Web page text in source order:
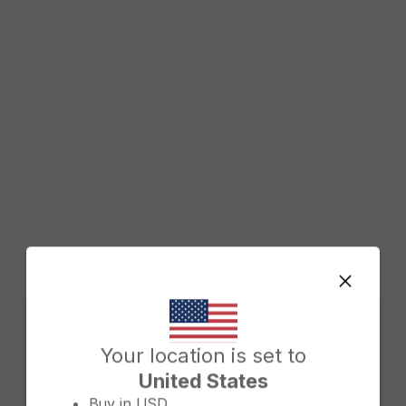
Your location is set to
United States
Change country/region